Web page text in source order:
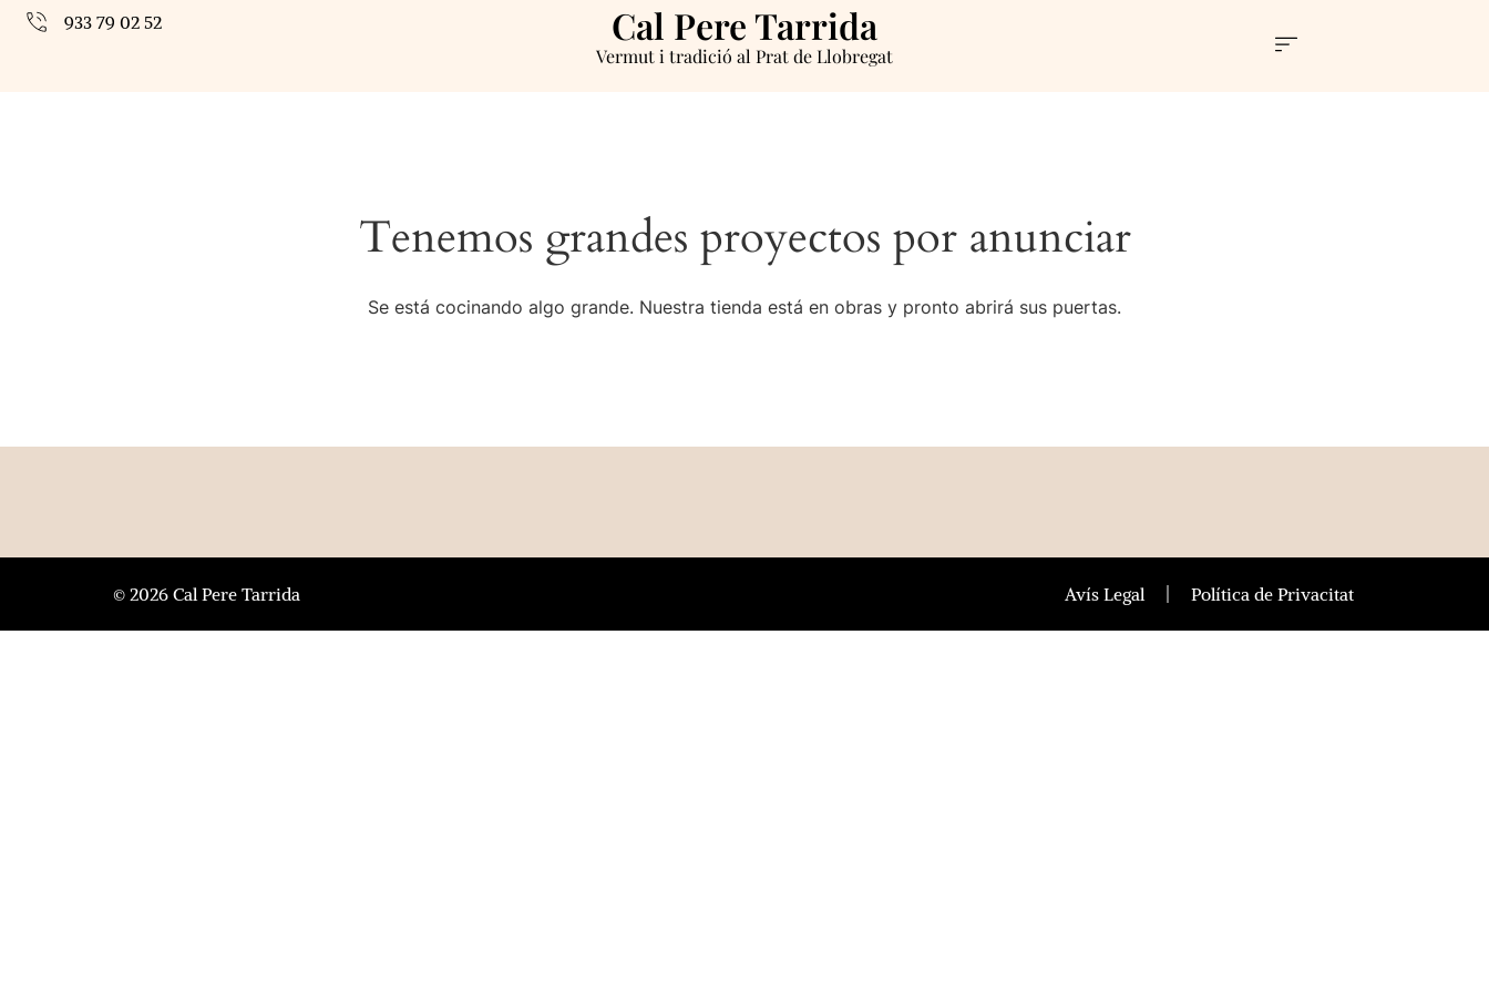
933 79 02 52 Cal Pere Tarrida
Vermut i tradició al Prat de Llobregat
Tenemos grandes proyectos por anunciar
Se está cocinando algo grande. Nuestra tienda está en obras y pronto abrirá sus puertas.
© 2026 Cal Pere Tarrida Avís Legal Política de Privacitat